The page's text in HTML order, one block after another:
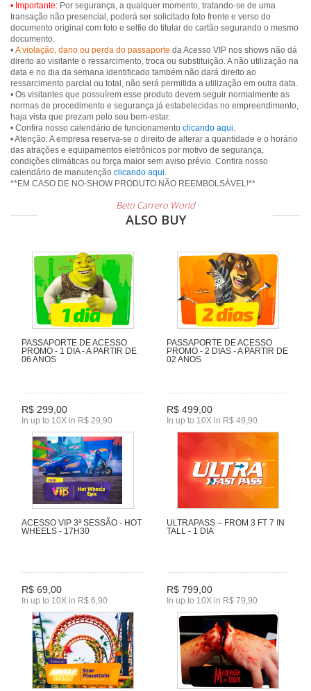
• Importante: Por segurança, a qualquer momento, tratando-se de uma
transação não presencial, poderá ser solicitado foto frente e verso do
documento original com foto e selfie do titular do cartão segurando o mesmo
documento.
• A violação, dano ou perda do passaporte da Acesso VIP nos shows não dá
direito ao visitante o ressarcimento, troca ou substituição. A não utilização na
data e no dia da semana identificado também não dará direito ao
ressarcimento parcial ou total, não será permitida a utilização em outra data.
• Os visitantes que possuírem esse produto devem seguir normalmente as
normas de procedimento e segurança já estabelecidas no empreendimento,
haja vista que prezam pelo seu bem-estar.
• Confira nosso calendário de funcionamento clicando aqui.
• Atenção: A empresa reserva-se o direito de alterar a quantidade e o horário
das atrações e equipamentos eletrônicos por motivo de segurança,
condições climáticas ou força maior sem aviso prévio. Confira nosso
calendário de manutenção clicando aqui.
Beto Carrero World
ALSO BUY
PASSAPORTE DE ACESSO
PROMO - 1 DIA - A PARTIR DE
06 ANOS
R$ 299,00
In up to 10X in R$ 29,90
PASSAPORTE DE ACESSO
PROMO - 2 DIAS - A PARTIR DE
02 ANOS
R$ 499,00
In up to 10X in R$ 49,90
ACESSO VIP 3ª SESSÃO - HOT
WHEELS - 17H30
R$ 69,00
In up to 10X in R$ 6,90
ULTRAPASS – FROM 3 FT 7 IN
TALL - 1 DIA
R$ 799,00
In up to 10X in R$ 79,90